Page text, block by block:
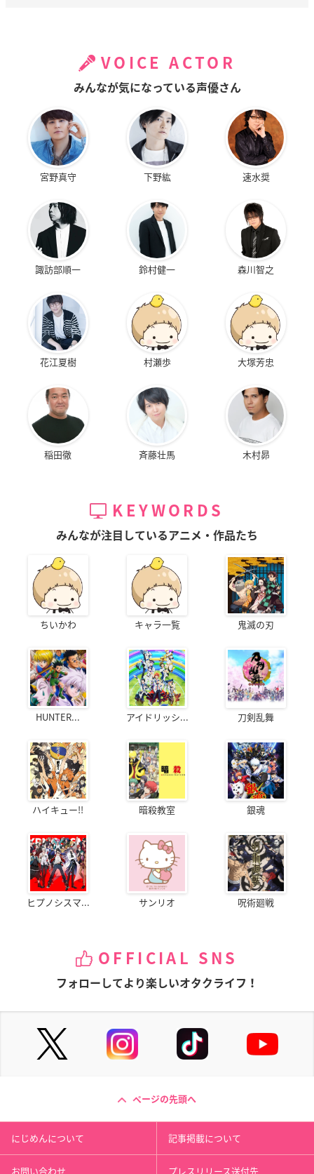
VOICE ACTOR
みんなが気になっている声優さん
宮野真守 下野紘 速水奨
諏訪部順一 鈴村健一 森川智之
花江夏樹 村瀬歩 大塚芳忠
稲田徹 斉藤壮馬 木村昴
KEYWORDS
みんなが注目しているアニメ・作品たち
ちいかわ キャラ一覧 鬼滅の刃
HUNTER... アイドリッシ... 刀剣乱舞
ハイキュー!! 暗殺教室 銀魂
ヒプノシスマ... サンリオ 呪術廻戦
OFFICIAL SNS
フォローしてより楽しいオタクライフ！
ページの先頭へ
にじめんについて 記事掲載について
お問い合わせ プレスリリース送付先